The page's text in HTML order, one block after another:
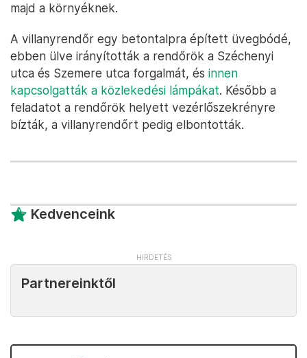
majd a környéknek.
A villanyrendőr egy betontalpra épített üvegbódé,
ebben ülve irányították a rendőrök a Széchenyi
utca és Szemere utca forgalmát, és innen
kapcsolgatták a közlekedési lámpákat. Később a
feladatot a rendőrök helyett vezérlőszekrényre
bízták, a villanyrendőrt pedig elbontották.
Kedvenceink
Partnereinktől